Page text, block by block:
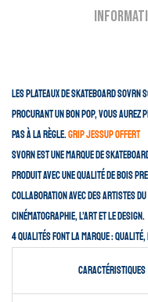
Les plateaux de skateboard
Procurant un bon pop, vous aurez
pas à la règle.Grip JESSUP OFFERT
SVORN est une marque de
produit avec une qualité de bois
collaboration avec des artistes du
cinématographie, l’art et le design.
4 qualités font la marque :
Caractéristiques